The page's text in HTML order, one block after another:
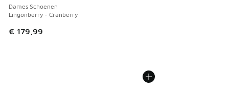
Dames Schoenen
Lingonberry - Cranberry
€ 179,99